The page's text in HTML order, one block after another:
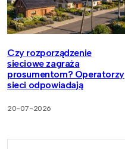
Czy rozporządzenie
sieciowe zagraża
prosumentom? Operatorzy
sieci odpowiadają
20-07-2026